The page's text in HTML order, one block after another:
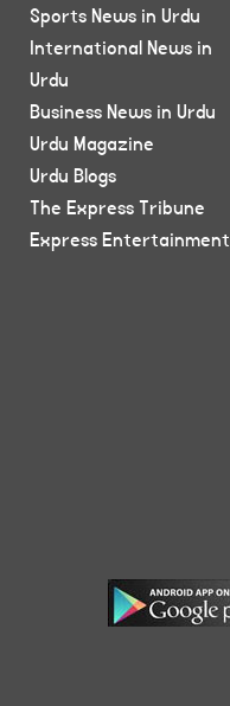
Sports News in Urdu
International News in
Urdu
Business News in Urdu
Urdu Magazine
Urdu Blogs
The Express Tribune
Express Entertainment